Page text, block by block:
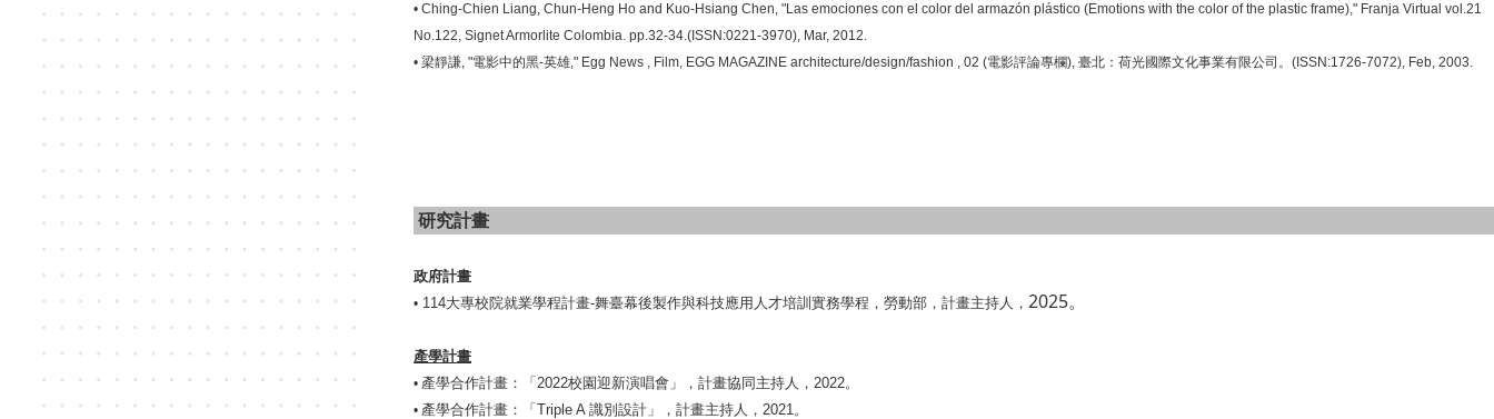
• Ching-Chien Liang, Chun-Heng Ho and Kuo-Hsiang Chen, "Las emociones con el color del armazón plástico (Emotions with the color of the plastic frame)," Franja Virtual vol.21
No.122, Signet Armorlite Colombia. pp.32-34.(ISSN:0221-3970), Mar, 2012.
• 梁靜謙, "電影中的黑-英雄," Egg News , Film, EGG MAGAZINE architecture/design/fashion , 02 (電影評論專欄), 臺北：荷光國際文化事業有限公司。 (ISSN:1726-7072), Feb, 2003.
研究計畫
政府計畫
• 114大專校院就業學程計畫-舞臺幕後製作與科技應用人才培訓實務學程， 勞動部，計畫主持人， 2025。
產學計畫
• 產學合作計畫： 「 2022校園迎新演唱會」，計畫協同主持人， 2022。
• 產學合作計畫： 「 Triple A 識別設計」，計畫主持人， 2021。